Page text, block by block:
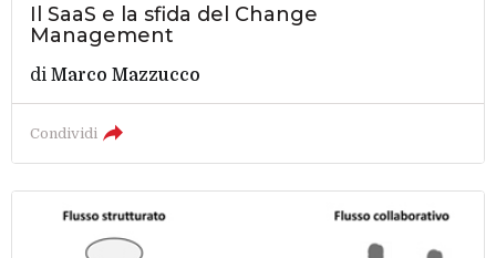
Il SaaS e la sfida del Change
Management
diMarco Mazzucco
Condividi